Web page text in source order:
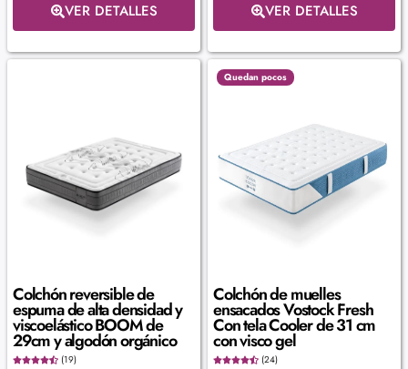
VER DETALLES VER DETALLES
Colchón reversible de
espuma de alta densidad y
viscoelástico BOOM de
29cm y algodón orgánico
(19)
Quedan pocos
Colchón de muelles
ensacados Vostock Fresh
Con tela Cooler de 31 cm
con visco gel
(24)